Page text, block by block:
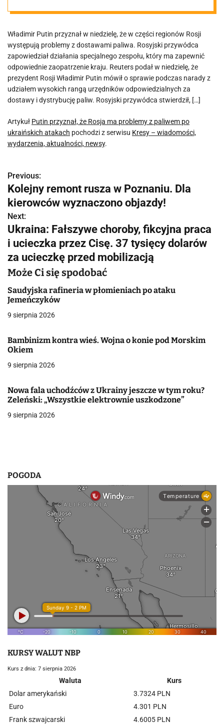
ukraińskich
atakach
Władimir Putin przyznał w niedzielę, że w części regionów Rosji
występują problemy z dostawami paliwa. Rosyjski przywódca
zapowiedział działania specjalnego zespołu, który ma zapewnić
odpowiednie zaopatrzenie kraju. Reuters podał w niedzielę, że
prezydent Rosji Władimir Putin mówił o sprawie podczas narady z
udziałem wysokich rangą urzędników odpowiedzialnych za
dostawy i dystrybucję paliw. Rosyjski przywódca stwierdził, […]
Artykuł Putin przyznał, że Rosja ma problemy z paliwem po
ukraińskich atakach pochodzi z serwisu Kresy – wiadomości,
wydarzenia, aktualności, newsy.
N
a
w
i
g
a
c
j
w
p
i
s
Previous:
Kolejny remont rusza w Poznaniu. Dla
kierowców wyznaczono objazdy!
Next:
Ukraina: Fałszywe choroby, fikcyjna praca
i ucieczka przez Cisę. 37 tysięcy dolarów
za ucieczkę przed mobilizacją
Może Ci się spodobać
Saudyjska rafineria w płomieniach po ataku
Jemeńczyków
9 sierpnia 2026
Bambinizm kontra wieś. Wojna o konie pod Morskim
Okiem
9 sierpnia 2026
Nowa fala uchodźców z Ukrainy jeszcze w tym roku?
Zeleński: „Wszystkie elektrownie uszkodzone”
9 sierpnia 2026
POGODA
KURSY WALUT NBP
Kurs z dnia: 7 sierpnia 2026
Waluta
Kurs
Dolar amerykański
3.7324 PLN
Euro
4.301 PLN
Frank szwajcarski
4.6005 PLN